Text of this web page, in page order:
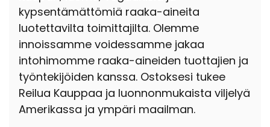
kypsentämättömiä raaka-aineita
luotettavilta toimittajilta. Olemme
innoissamme voidessamme jakaa
intohimomme raaka-aineiden tuottajien ja
työntekijöiden kanssa. Ostoksesi tukee
Reilua Kauppaa ja luonnonmukaista viljelyä
Amerikassa ja ympäri maailman.